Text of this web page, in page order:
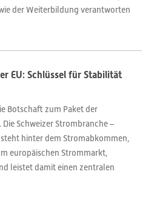
der Weiterbildung verantworten
EU: Schlüssel für Stabilität
Botschaft zum Paket der
Schweizer Strombranche –
hinter dem Stromabkommen,
europäischen Strommarkt,
leistet damit einen zentralen